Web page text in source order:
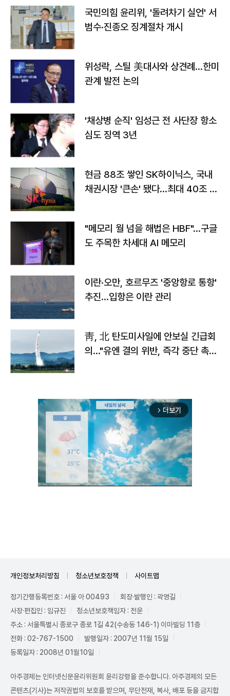
국민의힘 윤리위, '돌려차기 실언' 서
범수·진종오 징계절차 개시
위성락, 스틸 美대사와 상견례…한미
관계 발전 논의
'채상병 순직' 임성근 전 사단장 항소
심도 징역 3년
현금 88조 쌓인 SK하이닉스, 국내
채권시장 '큰손' 됐다…최대 40조 투
"메모리 월 넘을 해법은 HBF"…구글
도 주목한 차세대 AI 메모리
이란·오만, 호르무즈 '중앙항로 통항'
추진…입항은 이란 관리
靑, 北 탄도미사일에 안보실 긴급회
의…"유엔 결의 위반, 즉각 중단 촉
arrow_forward_ios 더보기
개인정보처리방침 청소년보호정책 사이트맵
정기간행등록번호 : 서울 아 00493
회장·발행인 : 곽영길
사장·편집인 : 임규진
청소년보호책임자 : 전운
주소 : 서울특별시 종로구 종로 1길 42(수송동 146-1) 이마빌딩 11층
전화 : 02-767-1500
발행일자 : 2007년 11월 15일
등록일자 : 2008년 01월10일
아주경제는 인터넷신문윤리위원회 윤리강령을 준수합니다. 아주경제의 모든
콘텐츠(기사)는 저작권법의 보호를 받으며, 무단전재, 복사, 배포 등을 금지합